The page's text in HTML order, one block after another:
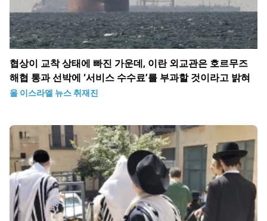
협상이 교착 상태에 빠진 가운데, 이란 외교관은 호르무즈
해협 통과 선박에 ‘서비스 수수료’를 부과할 것이라고 밝혀
올 이스라엘 뉴스 취재진